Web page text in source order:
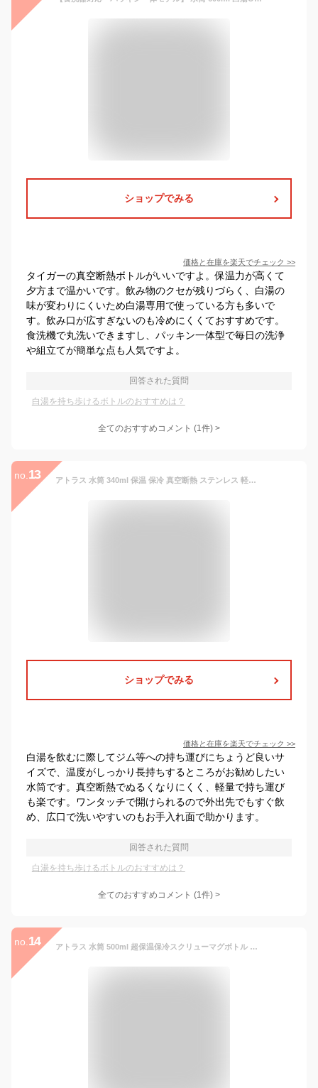
ショップでみる
価格と在庫を楽天でチェック >>
タイガーの真空断熱ボトルがいいですよ。保温力が高くて
夕方まで温かいです。飲み物のクセが残りづらく、白湯の
味が変わりにくいため白湯専用で使っている方も多いで
す。飲み口が広すぎないのも冷めにくくておすすめです。
食洗機で丸洗いできますし、パッキン一体型で毎日の洗浄
や組立てが簡単な点も人気ですよ。
回答された質問
白湯を持ち歩けるボトルのおすすめは？
全てのおすすめコメント (1件) >
no. 13 アトラス 水筒 340ml 保温 保冷 真空断熱 ステンレス 軽量 スリム ワンタッチマグボトル 広口 洗いやすい おしゃれ Basic Products ベーシックプロダクツ 白湯 ワンタッチオープン グリーン AWR-340GR
ショップでみる
価格と在庫を楽天でチェック >>
白湯を飲むに際してジム等への持ち運びにちょうど良いサ
イズで、温度がしっかり長持ちするところがお勧めしたい
水筒です。真空断熱でぬるくなりにくく、軽量で持ち運び
も楽です。ワンタッチで開けられるので外出先でもすぐ飲
め、広口で洗いやすいのもお手入れ面で助かります。
回答された質問
白湯を持ち歩けるボトルのおすすめは？
全てのおすすめコメント (1件) >
no. 14 アトラス 水筒 500ml 超保温保冷スクリューマグボトル 真空断熱 洗いやすい 軽量 スリム コーヒー対応 スポーツドリンク対応 ステンレスボトル 白湯 グレー テンピーク TEMPEAK ATPBS-500GY